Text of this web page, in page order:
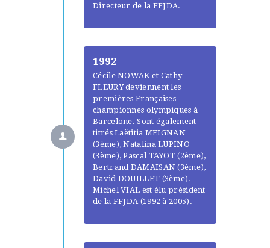
Directeur de la FFJDA.
1992
Cécile NOWAK et Cathy
FLEURY deviennent les
premières Françaises
championnes olympiques à
Barcelone. Sont également
titrés Laëtitia MEIGNAN
(3ème), Natalina LUPINO
(3ème), Pascal TAYOT (2ème),
Bertrand DAMAISAN (3ème),
David DOUILLET (3ème).
Michel VIAL est élu président
de la FFJDA (1992 à 2005).